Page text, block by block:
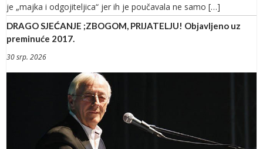
je „majka i odgojiteljica“ jer ih je poučavala ne samo […]
DRAGO SJEĆANJE ;ZBOGOM, PRIJATELJU! Objavljeno uz
preminuće 2017.
30 srp. 2026